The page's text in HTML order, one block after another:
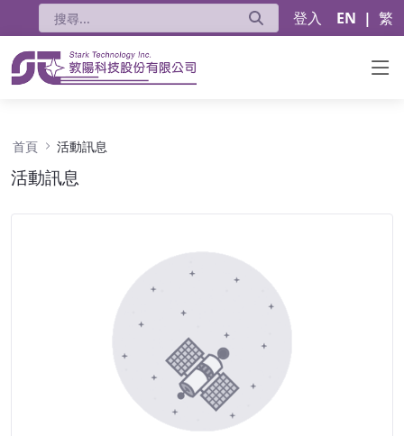
登入 EN | 繁
首頁 活動訊息
活動訊息